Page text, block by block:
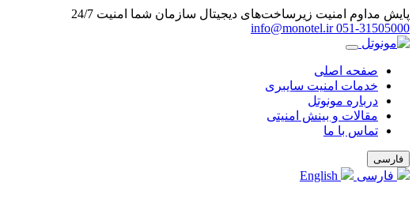
پایش مداوم امنیت زیرساخت‌های دیجیتال سازمان شما امنیت 24/7
info@monotel.ir 051‑31505000
صفحه اصلی
خدمات امنیت سایبری
درباره مونوتل
مقالات و بینش امنیتی
تماس با ما
فارسی
فارسی